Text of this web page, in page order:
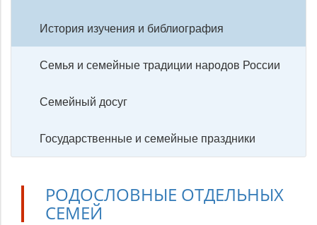
История изучения и библиография
Семья и семейные традиции народов России
Семейный досуг
Государственные и семейные праздники
РОДОСЛОВНЫЕ ОТДЕЛЬНЫХ
СЕМЕЙ